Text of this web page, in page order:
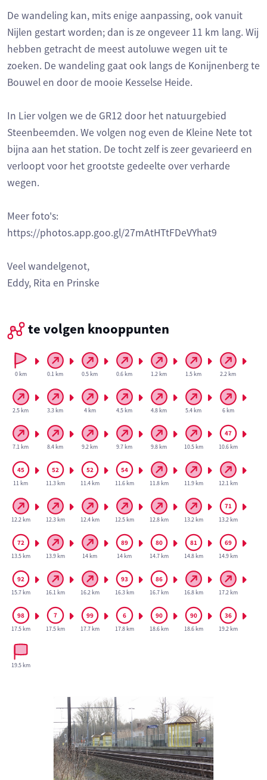
De wandeling kan, mits enige aanpassing, ook vanuit
Nijlen gestart worden; dan is ze ongeveer 11 km lang. Wij
hebben getracht de meest autoluwe wegen uit te
zoeken. De wandeling gaat ook langs de Konijnenberg te
Bouwel en door de mooie Kesselse Heide.
In Lier volgen we de GR12 door het natuurgebied
Steenbeemden. We volgen nog even de Kleine Nete tot
bijna aan het station. De tocht zelf is zeer gevarieerd en
verloopt voor het grootste gedeelte over verharde
wegen.
Meer foto's:
https://photos.app.goo.gl/27mAtHTtFDeVYhat9
Veel wandelgenot,
Eddy, Rita en Prinske
te volgen knooppunten
0 km 0.1 km 0.5 km 0.6 km 1.2 km 1.5 km 2.2 km
2.5 km 3.3 km 4 km 4.5 km 4.8 km 5.4 km 6 km
7.1 km 8.4 km 9.2 km 9.7 km 9.8 km 10.5 km 10.6 km
11 km 11.3 km 11.4 km 11.6 km 11.8 km 11.9 km 12.1 km
12.2 km 12.3 km 12.4 km 12.5 km 12.8 km 13.2 km 13.2 km
13.5 km 13.9 km 14 km 14 km 14.7 km 14.8 km 14.9 km
15.7 km 16.1 km 16.2 km 16.3 km 16.7 km 16.8 km 17.2 km
17.5 km 17.5 km 17.7 km 17.8 km 18.6 km 18.6 km 19.2 km
19.5 km